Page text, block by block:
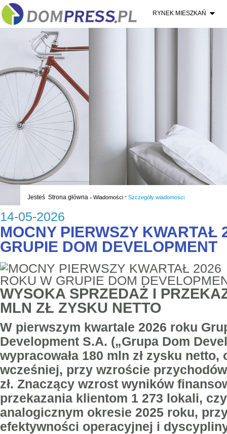
RYNEK MIESZKAŃ
Jesteś Strona główna - Wiadomości - Szczegóły wiadomości
14-05-2026
MOCNY PIERWSZY KWARTAŁ
GRUPIE DOM DEVELOPMENT
WYSOKA SPRZEDAŻ I
MLN ZŁ ZYSKU NETTO
W pierwszym kwartale 2026 roku
Development S.A. („Grupa Dom
wypracowała 180 mln zł zysku
wcześniej, przy wzroście
zł. Znaczący wzrost wyników
przekazania klientom 1 273 lokali,
analogicznym okresie 2025 roku,
efektywności operacyjnej i